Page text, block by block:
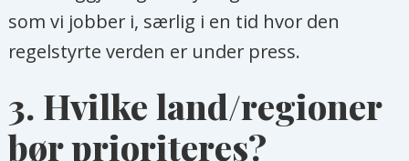
som vi jobber i, særlig i en tid hvor den
regelstyrte verden er under press.
3. Hvilke land/regioner
bør prioriteres?